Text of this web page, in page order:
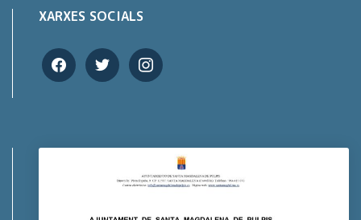
XARXES SOCIALS
facebooktwitter instagram